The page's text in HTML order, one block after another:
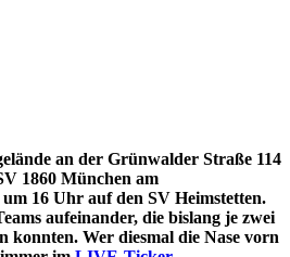
an der Grünwalder Straße 114
1860 München am
16 Uhr auf den SV Heimstetten.
aufeinander, die bislang je zwei
konnten. Wer diesmal die Nase vorn